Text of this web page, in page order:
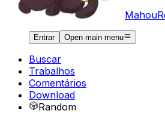
Entrar Open main menu
Buscar
Trabalhos
Comentários
Download
Random